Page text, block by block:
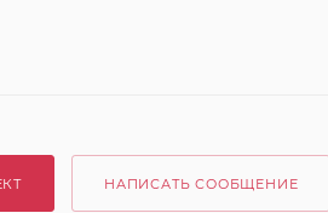
НАПИСАТЬ СООБЩЕНИЕ